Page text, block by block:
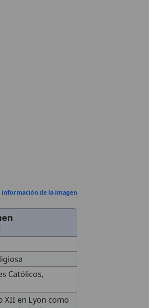
información de la imagen
Católicos,
XII en Lyon como